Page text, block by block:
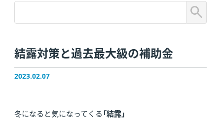
結露対策と過去最大級の補助金
2023.02.07
冬になると気になってくる 「結露」